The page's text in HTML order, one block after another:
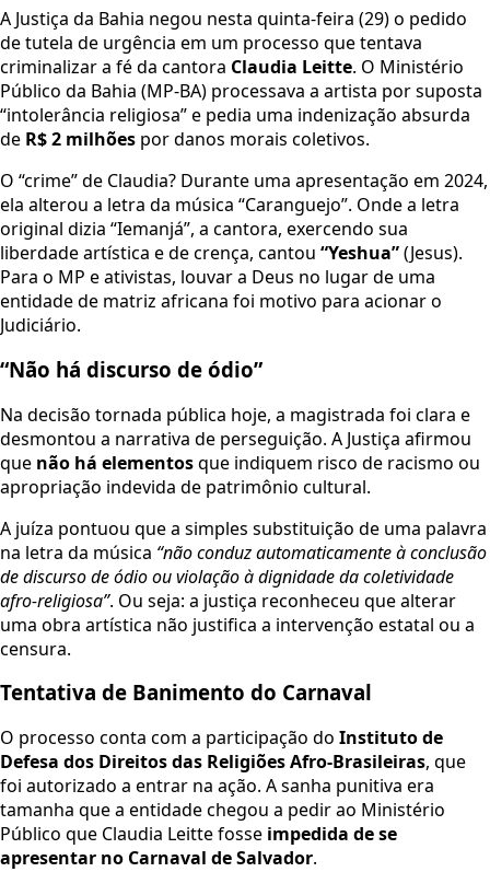
A Justiça da Bahia negou nesta quinta-feira (29) o pedido
de tutela de urgência em um processo que tentava
criminalizar a fé da cantora Claudia Leitte. O Ministério
Público da Bahia (MP-BA) processava a artista por suposta
“intolerância religiosa” e pedia uma indenização absurda
de R$ 2 milhões por danos morais coletivos.
O “crime” de Claudia? Durante uma apresentação em 2024,
ela alterou a letra da música “Caranguejo”. Onde a letra
original dizia “Iemanjá”, a cantora, exercendo sua
liberdade artística e de crença, cantou “Yeshua”(Jesus).
Para o MP e ativistas, louvar a Deus no lugar de uma
entidade de matriz africana foi motivo para acionar o
Judiciário.
“Não há discurso de ódio”
Na decisão tornada pública hoje, a magistrada foi clara e
desmontou a narrativa de perseguição. A Justiça afirmou
que não há elementosque indiquem risco de racismo ou
apropriação indevida de patrimônio cultural.
A juíza pontuou que a simples substituição de uma palavra
na letra da música “não conduz automaticamente à conclusão
de discurso de ódio ou violação à dignidade da coletividade
afro-religiosa”. Ou seja: a justiça reconheceu que alterar
uma obra artística não justifica a intervenção estatal ou a
censura.
Tentativa de Banimento do Carnaval
O processo conta com a participação do Instituto de
Defesa dos Direitos das Religiões Afro-Brasileiras, que
foi autorizado a entrar na ação. A sanha punitiva era
tamanha que a entidade chegou a pedir ao Ministério
Público que Claudia Leitte fosse impedida de se
apresentar no Carnaval de Salvador.